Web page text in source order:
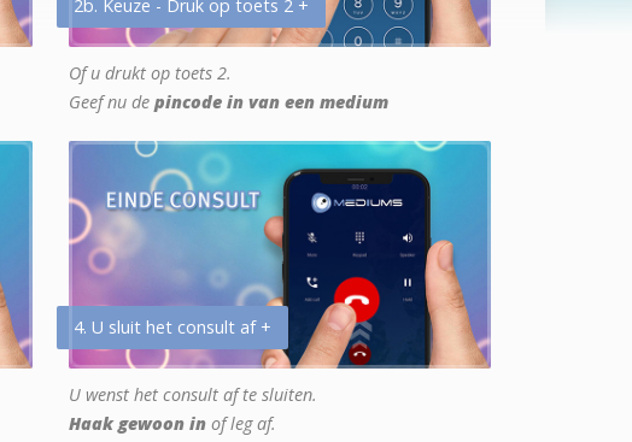
2b. Keuze - Druk op toets 2 +
Of u drukt op toets 2.
Geef nu de pincode in van een medium
4. U sluit het consult af +
U wenst het consult af te sluiten.
Haak gewoon in of leg af.